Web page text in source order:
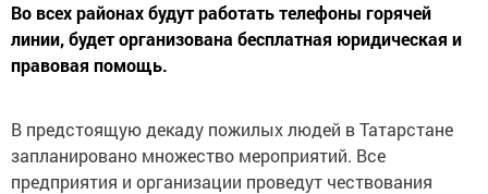
Во всех районах будут работать телефоны горячей
линии, будет организована бесплатная юридическая и
правовая помощь.
В предстоящую декаду пожилых людей в Татарстане
запланировано множество мероприятий. Все
предприятия и организации проведут чествования